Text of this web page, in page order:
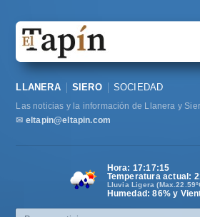
Sociedad
Política
Cultura
LLANERA SIERO SOCIEDAD
Las noticias y la información de Llanera y
✉ eltapin@eltapin.com
Hora: 17:17:15
Temperatura actual:
Lluvia Ligera
Humedad: 86% y